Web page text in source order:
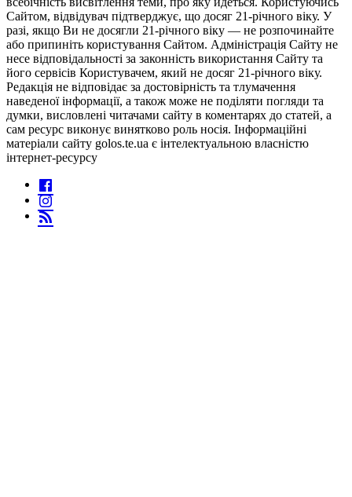
Сайтом, відвідувач підтверджує, що досяг 21-річного віку. У
разі, якщо Ви не досягли 21-річного віку — не розпочинайте
або припиніть користування Сайтом. Адміністрація Сайту не
несе відповідальності за законність використання Сайту та
його сервісів Користувачем, який не досяг 21-річного віку.
Редакція не відповідає за достовірність та тлумачення
наведеної інформації, а також може не поділяти погляди та
думки, висловлені читачами сайту в коментарях до статей, а
сам ресурс виконує винятково роль носія. Інформаційні
матеріали сайту golos.te.ua є інтелектуальною власністю
інтернет-ресурсу